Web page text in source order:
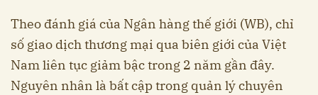
Theo đánh giá của Ngân hàng thế giới (WB), chỉ
số giao dịch thương mại qua biên giới của Việt
Nam liên tục giảm bậc trong 2 năm gần đây.
Nguyên nhân là bất cập trong quản lý chuyên